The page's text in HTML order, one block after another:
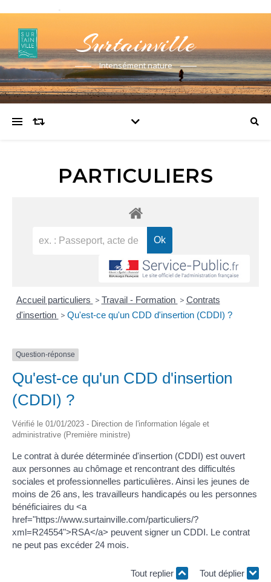
Surtainville
Intensément nature
PARTICULIERS
Accueil particuliers > Travail - Formation > Contrats
d'insertion > Qu'est-ce qu'un CDD d'insertion (CDDI) ?
Question-réponse
Qu'est-ce qu'un CDD d'insertion
(CDDI) ?
Vérifié le 01/01/2023 - Direction de l'information légale et
administrative (Première ministre)
Le contrat à durée déterminée d'insertion (CDDI) est ouvert
aux personnes au chômage et rencontrant des difficultés
sociales et professionnelles particulières. Ainsi les jeunes de
moins de 26 ans, les travailleurs handicapés ou les personnes
bénéficiaires du <a
href="https://www.surtainville.com/particuliers/?
xml=R24554">RSA</a> peuvent signer un CDDI. Le contrat
ne peut pas excéder 24 mois.
Tout replier Tout déplier